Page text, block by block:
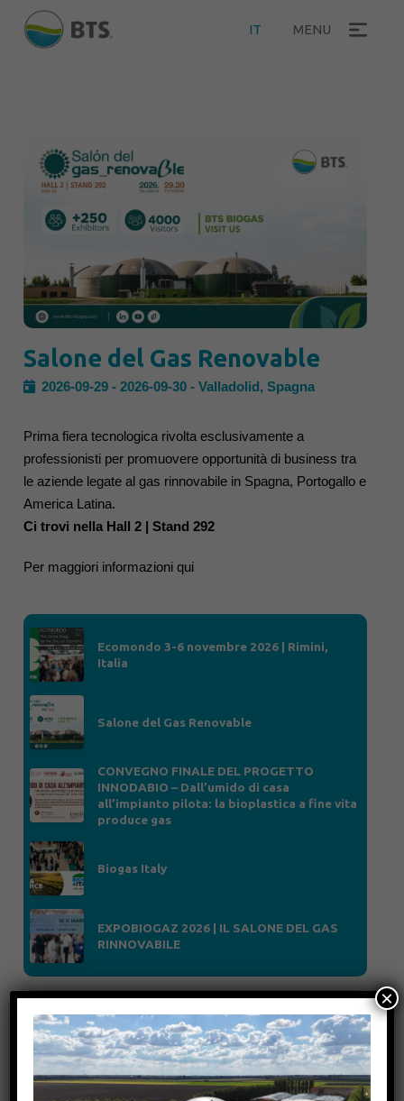
IT MENU
Salone del Gas Renovable
2026-09-29 - 2026-09-30 - Valladolid, Spagna
Prima fiera tecnologica rivolta esclusivamente a
professionisti per promuovere opportunità di business tra
le aziende legate al gas rinnovabile in Spagna, Portogallo e
America Latina.
Ci trovi nella Hall 2 | Stand 292
Per maggiori informazioni qui
Ecomondo 3-6 novembre 2026 | Rimini,
Italia
Salone del Gas Renovable
CONVEGNO FINALE DEL PROGETTO
INNODABIO – Dall’umido di casa
all’impianto pilota: la bioplastica a fine vita
produce gas
Biogas Italy
EXPOBIOGAZ 2026 | IL SALONE DEL GAS
RINNOVABILE
×